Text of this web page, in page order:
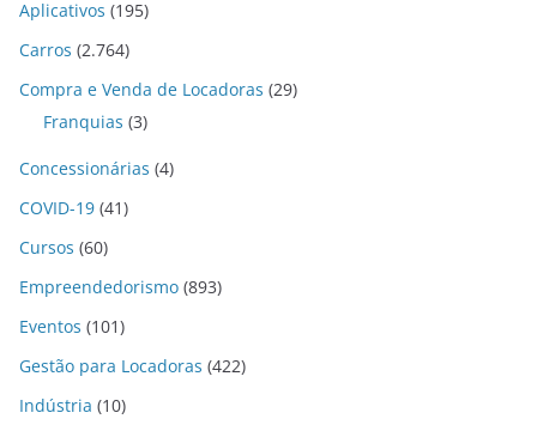
Aplicativos (195)
Carros (2.764)
Compra e Venda de Locadoras (29)
Franquias (3)
Concessionárias (4)
COVID-19 (41)
Cursos (60)
Empreendedorismo (893)
Eventos (101)
Gestão para Locadoras (422)
Indústria (10)